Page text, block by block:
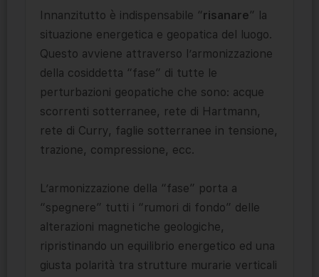
Innanzitutto è indispensabile “risanare” la
situazione energetica e geopatica del luogo.
Questo avviene attraverso l’armonizzazione
della cosiddetta “fase” di tutte le
perturbazioni geopatiche che sono: acque
scorrenti sotterranee, rete di Hartmann,
rete di Curry, faglie sotterranee in tensione,
trazione, compressione, ecc.
L’armonizzazione della “fase” porta a
“spegnere” tutti i “rumori di fondo” delle
alterazioni magnetiche geologiche,
ripristinando un equilibrio energetico ed una
giusta polarità tra strutture murarie verticali